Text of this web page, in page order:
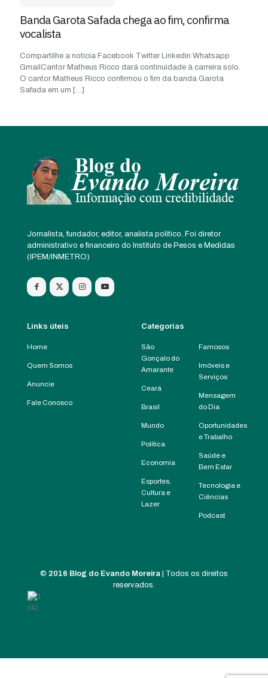
Banda Garota Safada chega ao fim, confirma
vocalista
Compartilhe a notícia Facebook Twitter Linkedin Whatsapp
GmailCantor Matheus Ricco dará continuidade à carreira solo.
O cantor Matheus Ricco confirmou o fim da banda Garota
Safada em um […]
Jornalista, fundador, editor, analista político. Foi diretor
administrativo e financeiro do Instituto de Pesos e Medidas
(IPEM/INMETRO)
Links úteis
Home
Quem Somos
Anuncie
Fale Conosco
Categorias
São
Gonçalo do
Amarante
Ceará
Brasil
Mundo
Política
Economia
Esportes,
Cultura e
Lazer
Famosos
Imóveis e
Serviços
Mensagem
do Dia
Oportunidades
e Trabalho
Saúde e
Bem Estar
Tecnologia e
Ciências
Podcast
© 2016 Blog do Evando Moreira | Todos os direitos
reservados.